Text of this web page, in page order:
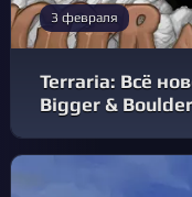
3 февраля
Terraria: Всё
Bigger &